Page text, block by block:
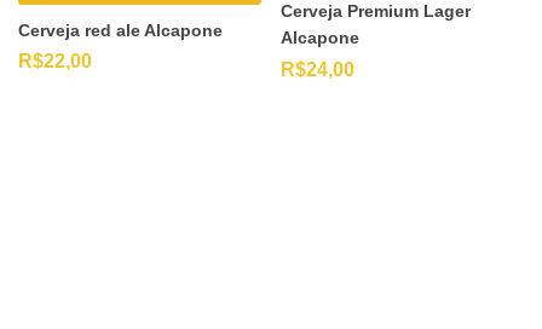
Cerveja red ale Alcapone
R$22,00
Cerveja Premium Lager
Alcapone
R$24,00